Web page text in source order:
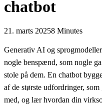
chatbot
21. marts 20258 Minutes
Generativ AI og
nogle benspænd, som nogle
stole på dem. En chatbot
af de største udfordringer,
med, og lær hvordan din